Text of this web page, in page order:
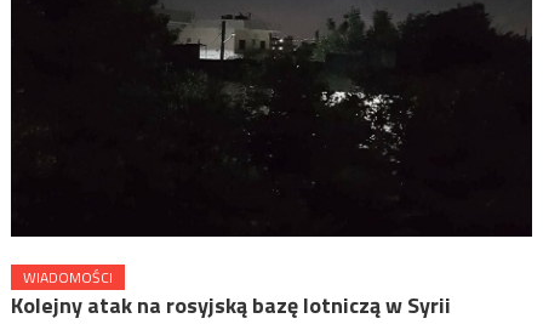
WIADOMOŚCI
Kolejny atak na rosyjską bazę lotniczą w Syrii